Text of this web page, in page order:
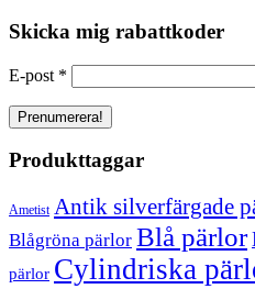
Skicka mig rabattkoder
E-post *
Produkttaggar
Ametist Antik silverfärgade
Blågröna pärlor Blå pärlor
pärlor Cylindriska